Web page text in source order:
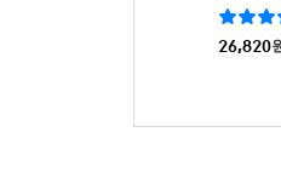
26,820